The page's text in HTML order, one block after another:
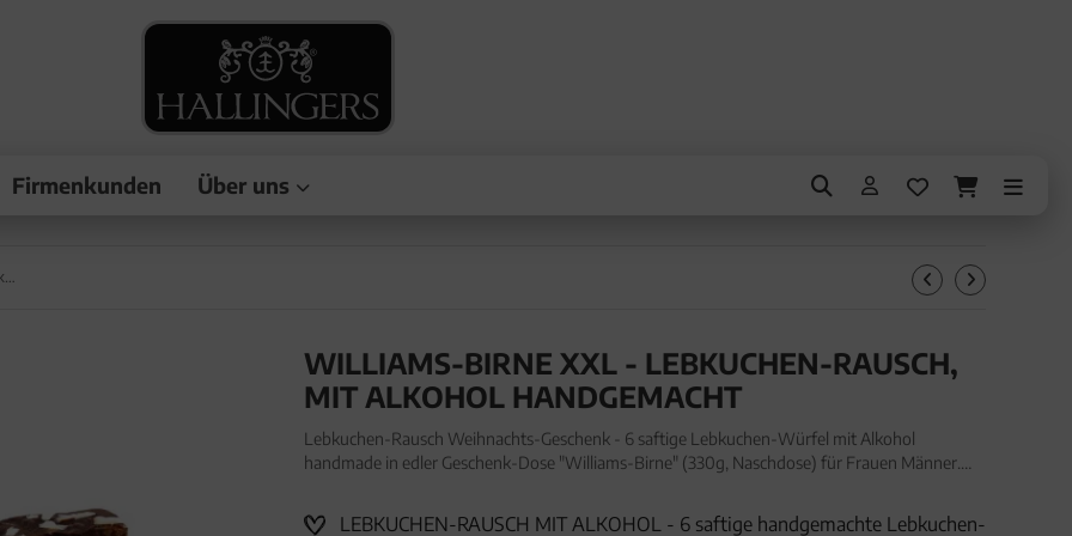
Firmenkunden Über uns
WILLIAMS-BIRNE XXL - LEBKUCHEN-RAUSCH,
MIT ALKOHOL HANDGEMACHT
Lebkuchen-Rausch Weihnachts-Geschenk - 6 saftige Lebkuchen-Würfel mit Alkohol
handmade in edler Geschenk-Dose "Williams-Birne" (330g, Naschdose) für Frauen Männer.
handmade in e
LEBKUCHEN-RAUSCH MIT ALKOHOL - 6 saftige handgemachte Lebkuchen-